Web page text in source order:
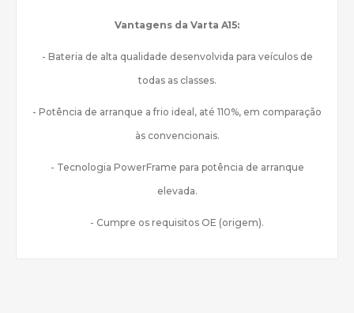
Vantagens da Varta A15:
- Bateria de alta qualidade desenvolvida para veículos de
todas as classes.
- Potência de arranque a frio ideal, até 110%, em comparação
às convencionais.
- Tecnologia PowerFrame para potência de arranque
elevada.
- Cumpre os requisitos OE (origem).